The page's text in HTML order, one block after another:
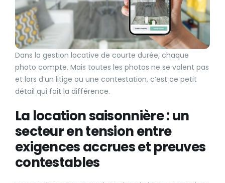
Dans la gestion locative de courte durée, chaque
photo compte. Mais toutes les photos ne se valent pas
et lors d’un litige ou une contestation, c’est ce petit
détail qui fait la différence.
La location saisonnière : un
secteur en tension entre
exigences accrues et preuves
contestables